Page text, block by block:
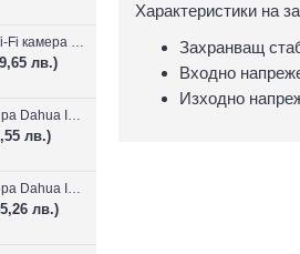
2* 3MP IP Wi-Fi камера Dahua P3D-3F-PV-P-0280B/0600B-PRO
лв.)
IP 4MP камера Dahua IPC-B1E40-A-0280B, 2.8mm, IR 30m
лв.)
IP 4MP камера Dahua IPC-HFW1439TC1-A-LED-0280B-PRO, 2.8mm, IR 30m
лв.)
Характеристики на
Захранващ
Входно
Изходно